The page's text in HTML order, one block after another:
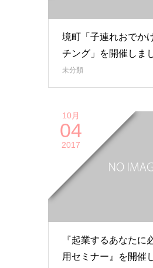
境町「子連れおでか
チング」を開催しま
未分類
10月
04
2017
『起業するあなたに
用セミナー』を開催